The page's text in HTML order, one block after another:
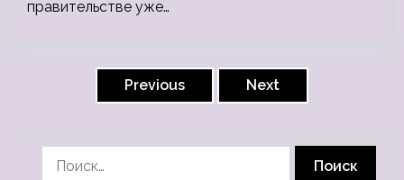
правительстве уже…
Previous Next